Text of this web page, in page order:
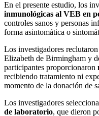
En el presente estudio, los
inmunológicas al VEB en
controles sanos y personas
forma asintomática o
Los investigadores
Elizabeth de Birmingham y
participantes proporcionaron
recibiendo tratamiento ni
momento de la donación de
Los investigadores
de laboratorio, que dieron